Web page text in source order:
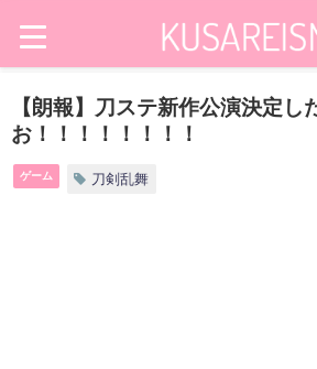
【朗報】刀ステ新作公演決定し
お！！！！！！！！
ゲーム 刀剣乱舞